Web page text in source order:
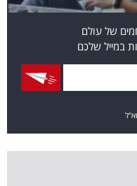
של עולם
במייל שלכם